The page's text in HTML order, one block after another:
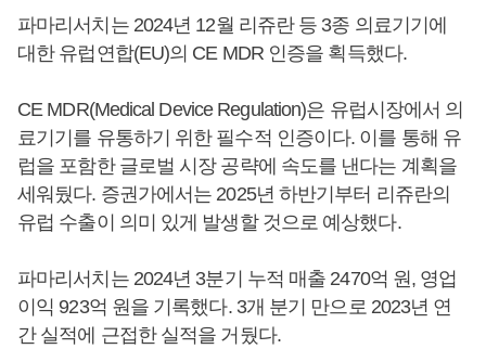
파마리서치는 2024년 12월 리쥬란 등 3종 의료기기에
대한 유럽연합(EU)의 CE MDR 인증을 획득했다.
CE MDR(Medical Device Regulation)은 유럽시장에서 의
료기기를 유통하기 위한 필수적 인증이다. 이를 통해 유
럽을 포함한 글로벌 시장 공략에 속도를 낸다는 계획을
세워뒀다. 증권가에서는 2025년 하반기부터 리쥬란의
유럽 수출이 의미 있게 발생할 것으로 예상했다.
파마리서치는 2024년 3분기 누적 매출 2470억 원, 영업
이익 923억 원을 기록했다. 3개 분기 만으로 2023년 연
간 실적에 근접한 실적을 거뒀다.